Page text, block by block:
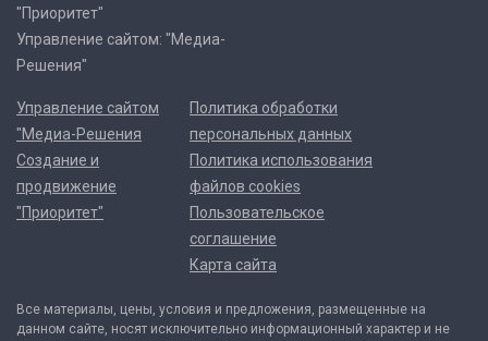
"Приоритет"
Управление сайтом: "Медиа-
Решения"
Управление сайтом
"Медиа-Решения
Создание и
продвижение
"Приоритет"
Политика обработки
персональных данных
Политика использования
файлов cookies
Пользовательское
соглашение
Карта сайта
Все материалы, цены, условия и предложения, размещенные на
данном сайте, носят исключительно информационный характер и не